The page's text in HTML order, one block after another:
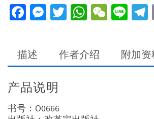
Facebook
Messenger
Twitter
描述 作者介绍 附加资
产品说明
书号：O0666